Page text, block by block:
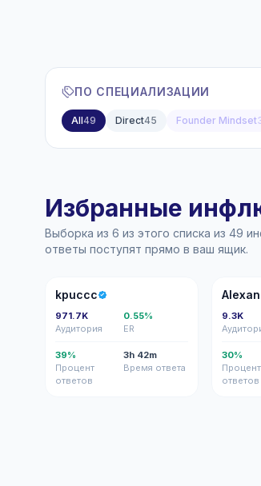
ПО СПЕЦИАЛИЗАЦИИ
All49 Direct45 Founder Mindset
Избранные
Выборка из 6 из этого списка из 49
ответы поступят прямо в ваш ящик.
K
kpuccc
971.7K
Аудитория
0.55%
ER
39%
Процент
ответов
3h 42m
Время ответа
AK
9.3K
30%
Процент
ответов